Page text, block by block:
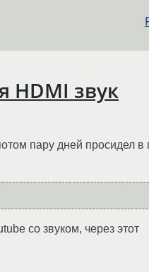
HDMI звук
пару дней просидел в
со звуком, через этот